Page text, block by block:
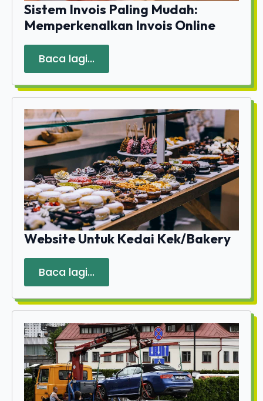
Sistem Invois Paling Mudah:
Memperkenalkan Invois Online
Baca lagi...
Website Untuk Kedai Kek/Bakery
Baca lagi...